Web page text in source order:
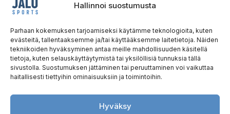
Hallinnoi suostumusta
Parhaan kokemuksen tarjoamiseksi käytämme teknologioita, kuten
evästeitä, tallentaaksemme ja/tai käyttääksemme laitetietoja. Näiden
tekniikoiden hyväksyminen antaa meille mahdollisuuden käsitellä
tietoja, kuten selauskäyttäytymistä tai yksilöllisiä tunnuksia tällä
sivustolla. Suostumuksen jättäminen tai peruuttaminen voi vaikuttaa
haitallisesti tiettyihin ominaisuuksiin ja toimintoihin.
Hyväksy
Thrust-alusta PHT25